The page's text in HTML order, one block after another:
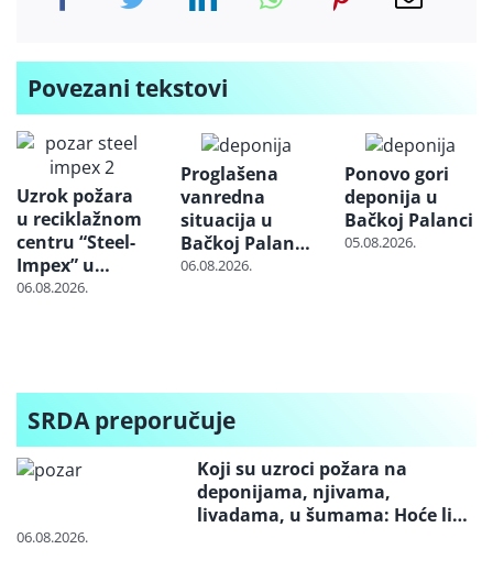
Povezani tekstovi
Uzrok požara
u reciklažnom
centru “Steel-
Impex” u
Kraljevu još
06.08.2026.
Proglašena
vanredna
situacija u
Bačkoj Palanci
zbog požara
06.08.2026.
Ponovo gori
deponija u
Bačkoj Palanci
05.08.2026.
SRDA preporučuje
Koji su uzroci požara na
deponijama, njivama,
livadama, u šumama: Hoće li
06.08.2026.